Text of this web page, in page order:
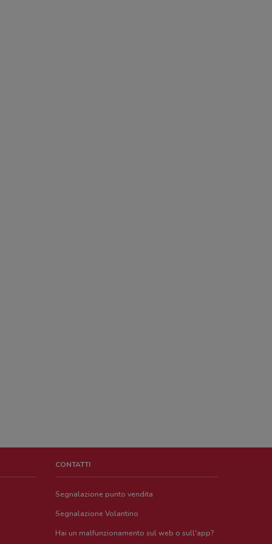
CONTATTI
Segnalazione punto vendita
Segnalazione Volantino
Hai un malfunzionamento sul web o sull'app?